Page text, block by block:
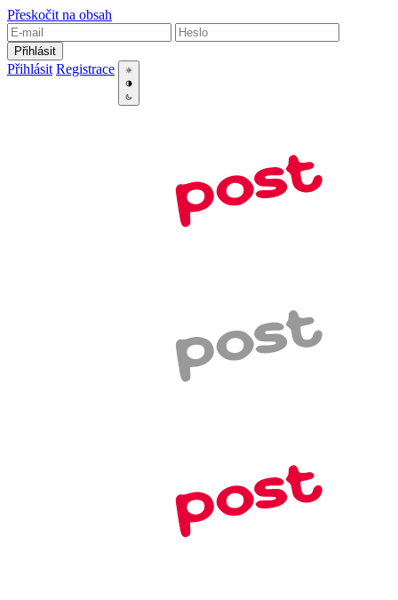
Přeskočit na obsah
Přihlásit
Přihlásit Registrace